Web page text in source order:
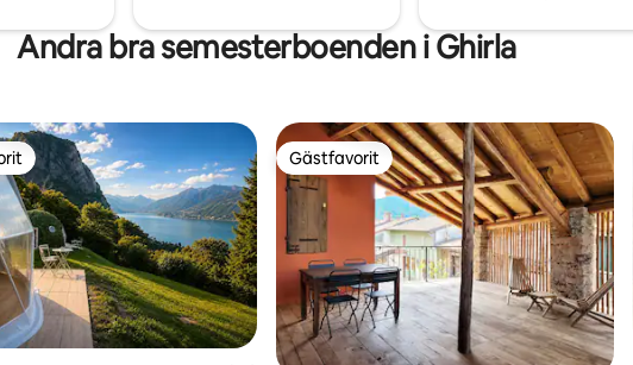
Andra bra semesterboenden i Ghirla
Gästfavorit
Gästfavorit